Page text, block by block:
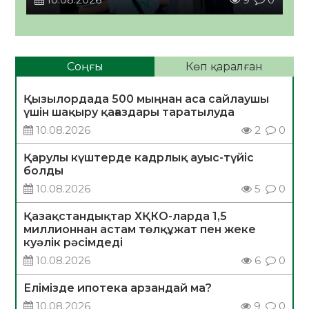
Соңғы Көп қаралған
Қызылордада 500 мыңнан аса сайлаушы
үшін шақыру қағаздары таратылуда
10.08.2026
2 0
Қарулы күштерде кадрлық ауыс-түйіс
болды
10.08.2026
5 0
Қазақстандықтар ХҚКО-ларда 1,5
миллионнан астам төлқұжат пен жеке
куәлік рәсімдеді
10.08.2026
6 0
Елімізде ипотека арзандай ма?
10.08.2026
9 0